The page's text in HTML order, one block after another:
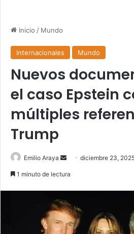
Inicio / Mundo
Internacionales Mundo
Nuevos
el caso Epstein
múltiples
Trump
Emilio Araya
Senddiciembre 23,
1 minuto de lectura